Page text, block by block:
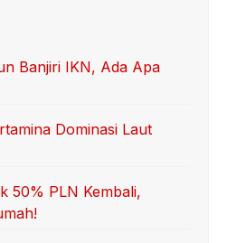
Banjiri IKN, Ada Apa
Dominasi Laut
50% PLN Kembali,